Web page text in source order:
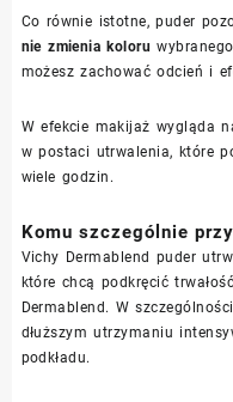
Co równie istotne, puder
nie zmienia koloru
możesz zachować odcień i
W efekcie makijaż wygląda
w postaci utrwalenia, które
wiele godzin.
Komu szczególnie
Vichy Dermablend puder
które chcą podkręcić
Dermablend. W
dłuższym utrzymaniu
podkładu.